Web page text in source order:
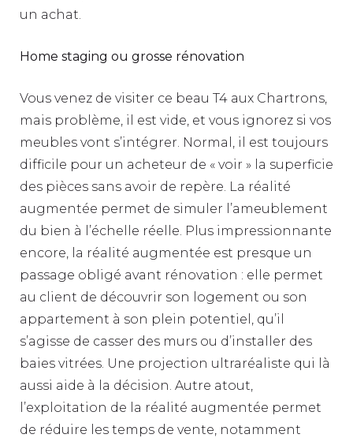
un achat.
Home staging ou grosse rénovation
Vous venez de visiter ce beau T4 aux Chartrons,
mais problème, il est vide, et vous ignorez si vos
meubles vont s’intégrer. Normal, il est toujours
difficile pour un acheteur de « voir » la superficie
des pièces sans avoir de repère. La réalité
augmentée permet de simuler l’ameublement
du bien à l’échelle réelle. Plus impressionnante
encore, la réalité augmentée est presque un
passage obligé avant rénovation : elle permet
au client de découvrir son logement ou son
appartement à son plein potentiel, qu’il
s’agisse de casser des murs ou d’installer des
baies vitrées. Une projection ultraréaliste qui là
aussi aide à la décision. Autre atout,
l’exploitation de la réalité augmentée permet
de réduire les temps de vente, notamment